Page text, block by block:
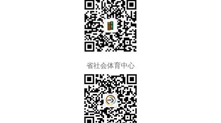
省社会体育中心